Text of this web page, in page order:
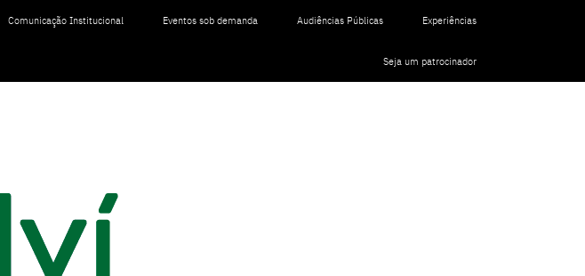
Comunicação Institucional Eventos sob demanda Audiências Públicas Experiências
Seja um patrocinador